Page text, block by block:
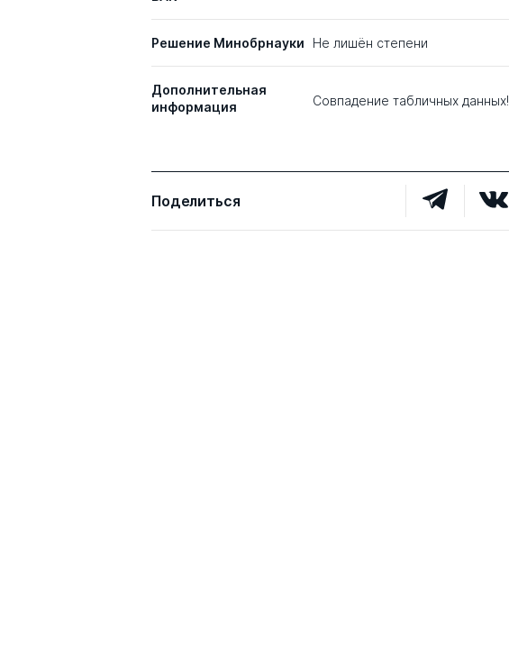
Решение Минобрнауки Не лишён степени
Дополнительная
информация
Совпадение табличных данных!
Поделиться